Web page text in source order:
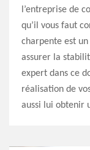
l’entreprise de
qu’il vous faut
charpente est
assurer la
expert dans ce
réalisation de
aussi lui obtenir